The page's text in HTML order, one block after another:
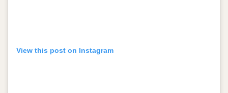
View this post on Instagram